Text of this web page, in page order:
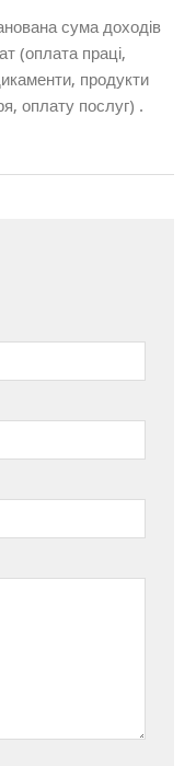
сума доходів
(оплата праці,
продукти
оплату послуг) .